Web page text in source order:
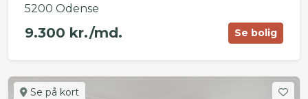
5200 Odense
9.300 kr./md. Se bolig
Se på kort